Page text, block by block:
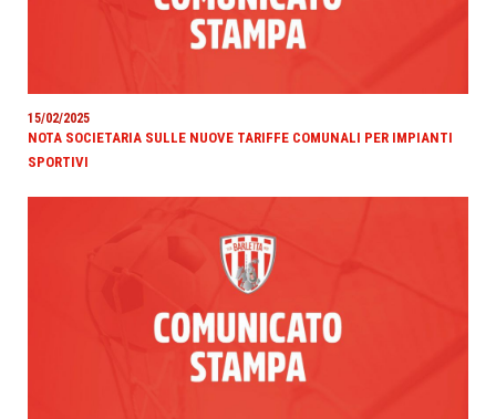
15/02/2025
NOTA SOCIETARIA SULLE NUOVE TARIFFE COMUNALI PER IMPIANTI
SPORTIVI